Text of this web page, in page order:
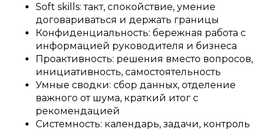
Soft skills: такт, спокойствие, умение
договариваться и держать границы
Конфиденциальность: бережная работа с
информацией руководителя и бизнеса
Проактивность: решения вместо вопросов,
инициативность, самостоятельность
Умные сводки: сбор данных, отделение
важного от шума, краткий итог с
рекомендацией
Системность: календарь, задачи, контроль